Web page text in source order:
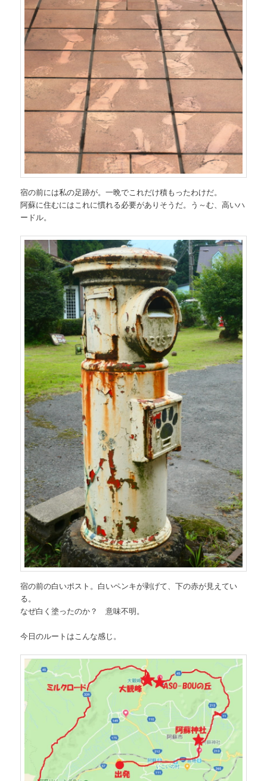
宿の前には私の足跡が。一晩でこれだけ積もったわけだ。
阿蘇に住むにはこれに慣れる必要がありそうだ。う～む、高いハ
ードル。
宿の前の白いポスト。白いペンキが剥げて、下の赤が見えてい
る。
なぜ白く塗ったのか？ 意味不明。
今日のルートはこんな感じ。